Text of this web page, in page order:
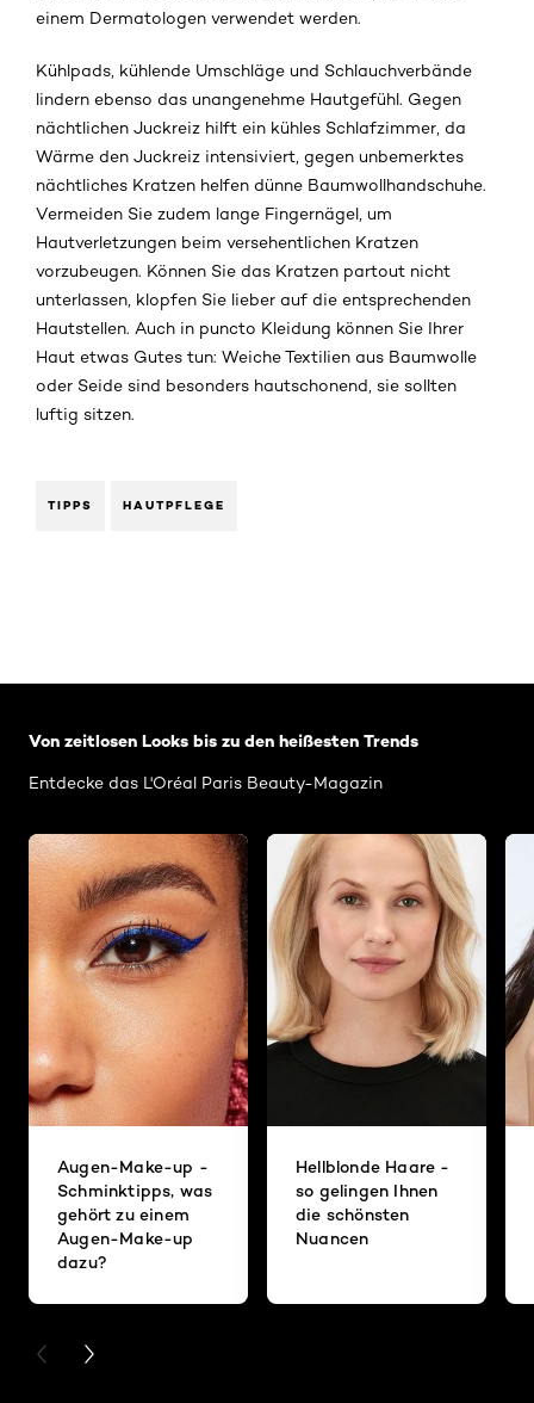
einem Dermatologen verwendet werden.
Kühlpads, kühlende Umschläge und Schlauchverbände
lindern ebenso das unangenehme Hautgefühl. Gegen
nächtlichen Juckreiz hilft ein kühles Schlafzimmer, da
Wärme den Juckreiz intensiviert, gegen unbemerktes
nächtliches Kratzen helfen dünne Baumwollhandschuhe.
Vermeiden Sie zudem lange Fingernägel, um
Hautverletzungen beim versehentlichen Kratzen
vorzubeugen. Können Sie das Kratzen partout nicht
unterlassen, klopfen Sie lieber auf die entsprechenden
Hautstellen. Auch in puncto Kleidung können Sie Ihrer
Haut etwas Gutes tun: Weiche Textilien aus Baumwolle
oder Seide sind besonders hautschonend, sie sollten
luftig sitzen.
TIPPS HAUTPFLEGE
Von zeitlosen Looks bis zu den heißesten Trends
Entdecke das L'Oréal Paris Beauty-Magazin
Augen-Make-up -
Schminktipps, was
gehört zu einem
Augen-Make-up
dazu?
Hellblonde Haare -
so gelingen Ihnen
die schönsten
Nuancen
PREVIOUS CARD
NEXT CARD